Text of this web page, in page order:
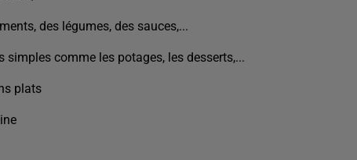
des légumes, des sauces,...
simples comme les potages, les desserts,...
plats